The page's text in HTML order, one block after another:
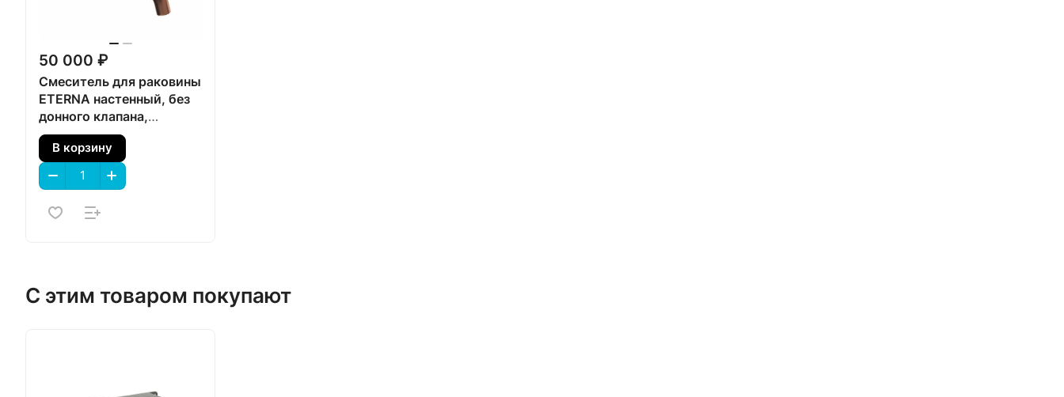
50 000 ₽
Смеситель для раковины
ETERNA настенный, без
донного клапана,
брашированная медь
В корзину
С этим товаром покупают